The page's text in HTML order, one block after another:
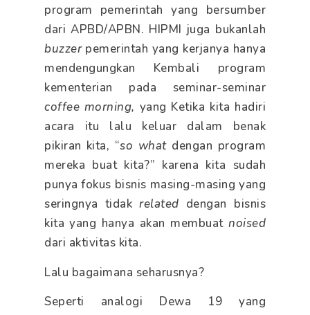
program pemerintah yang bersumber
dari APBD/APBN. HIPMI juga bukanlah
buzzerpemerintah yang kerjanya hanya
mendengungkan Kembali program
kementerian pada seminar-seminar
coffee morning, yang Ketika kita hadiri
acara itu lalu keluar dalam benak
pikiran kita, “so whatdengan program
mereka buat kita?” karena kita sudah
punya fokus bisnis masing-masing yang
seringnya tidakrelated dengan bisnis
kita yang hanya akan membuat noised
dari aktivitas kita.
Lalu bagaimana seharusnya?
Seperti analogi Dewa 19 yang